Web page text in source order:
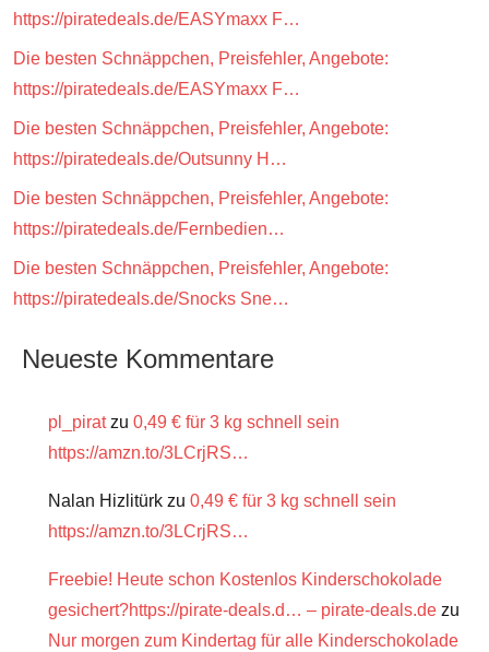
https://piratedeals.de/EASYmaxx F…
Die besten Schnäppchen, Preisfehler, Angebote:
https://piratedeals.de/EASYmaxx F…
Die besten Schnäppchen, Preisfehler, Angebote:
https://piratedeals.de/Outsunny H…
Die besten Schnäppchen, Preisfehler, Angebote:
https://piratedeals.de/Fernbedien…
Die besten Schnäppchen, Preisfehler, Angebote:
https://piratedeals.de/Snocks Sne…
Neueste Kommentare
pl_piratzu 0,49 € für 3 kg schnell sein
https://amzn.to/3LCrjRS…
Nalan Hizlitürk zu 0,49 € für 3 kg schnell sein
https://amzn.to/3LCrjRS…
Freebie! Heute schon Kostenlos Kinderschokolade
gesichert?https://pirate-deals.d… – pirate-deals.de zu
Nur morgen zum Kindertag für alle Kinderschokolade